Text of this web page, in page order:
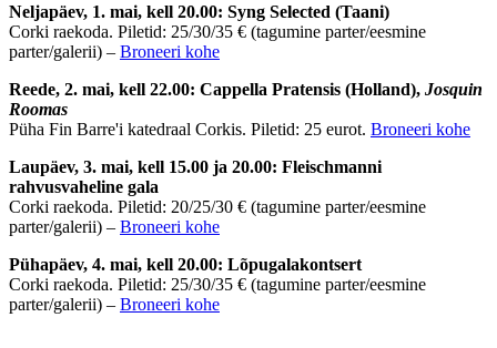
Spanish
French
Hungarian
Italian
Polish
Portuguese
Ukrainian
Neljapäev, 1. mai, kell 20.00: Syng Selected (Taani)
Corki raekoda. Piletid: 25/30/35 € (tagumine parter/eesmine
parter/galerii) – Broneeri kohe
Reede, 2. mai, kell 22.00: Cappella Pratensis (Holland), Josquin
Roomas
Püha Fin Barre'i katedraal Corkis. Piletid: 25 eurot. Broneeri kohe
Laupäev, 3. mai, kell 15.00 ja 20.00: Fleischmanni
rahvusvaheline gala
Corki raekoda. Piletid: 20/25/30 € (tagumine parter/eesmine
parter/galerii) – Broneeri kohe
Pühapäev, 4. mai, kell 20.00: Lõpugalakontsert
Corki raekoda. Piletid: 25/30/35 € (tagumine parter/eesmine
parter/galerii) – Broneeri kohe